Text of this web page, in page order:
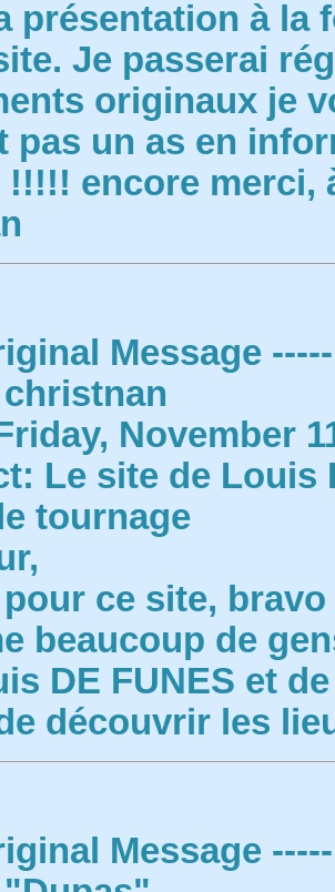
présentation à la
Je passerai
originaux je
pas un as en
!!!!! encore merci,
Message -----
November
Le site de Louis
tournage
ce site,
beaucoup de
DE FUNES et
découvrir les
Message -----